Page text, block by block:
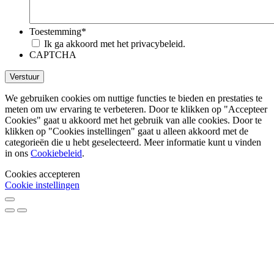
Toestemming*
Ik ga akkoord met het privacybeleid.
CAPTCHA
We gebruiken cookies om nuttige functies te bieden en prestaties te
meten om uw ervaring te verbeteren. Door te klikken op "Accepteer
Cookies" gaat u akkoord met het gebruik van alle cookies. Door te
klikken op "Cookies instellingen" gaat u alleen akkoord met de
categorieën die u hebt geselecteerd. Meer informatie kunt u vinden
in ons Cookiebeleid.
Cookies accepteren
Cookie instellingen